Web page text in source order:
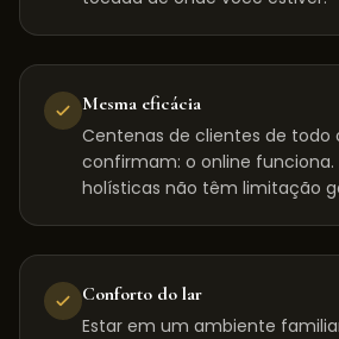
Mesma eficácia
Centenas de clientes de todo
confirmam: o online funciona.
holísticas não têm limitação
Conforto do lar
Estar em um ambiente